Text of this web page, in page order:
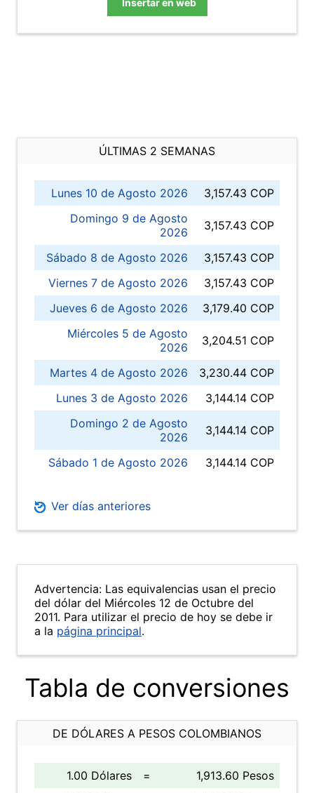
Insertar en web
ÚLTIMAS 2 SEMANAS
Lunes 10 de Agosto 2026
3,157.43 COP
Domingo 9 de Agosto
2026
3,157.43 COP
Sábado 8 de Agosto 2026
3,157.43 COP
Viernes 7 de Agosto 2026
3,157.43 COP
Jueves 6 de Agosto 2026
3,179.40 COP
Miércoles 5 de Agosto
2026
3,204.51 COP
Martes 4 de Agosto 2026
3,230.44 COP
Lunes 3 de Agosto 2026
3,144.14 COP
Domingo 2 de Agosto
2026
3,144.14 COP
Sábado 1 de Agosto 2026 3,144.14 COP
Ver días anteriores
Advertencia: Las equivalencias usan el precio
del dólar del Miércoles 12 de Octubre del
2011. Para utilizar el precio de hoy se debe ir
a la página principal.
Tabla de conversiones
DE DÓLARES A PESOS COLOMBIANOS
1.00 Dólares =
1,913.60 Pesos